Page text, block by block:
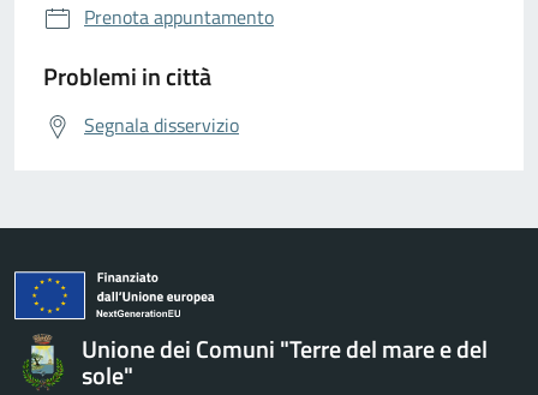
Prenota appuntamento
Problemi in città
Segnala disservizio
Unione dei Comuni "Terre del mare e del
sole"